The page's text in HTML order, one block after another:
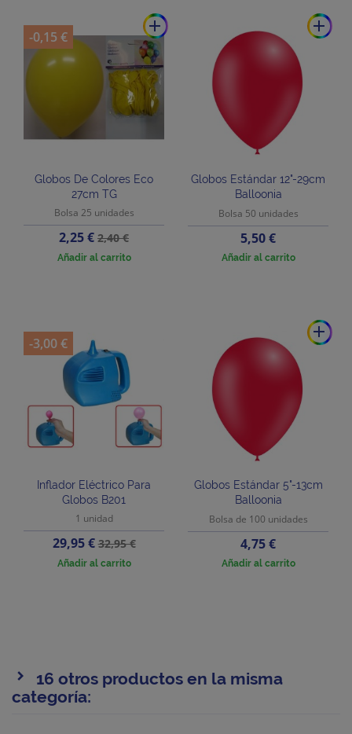
add
Globos De Colores Eco
27cm TG
Bolsa 25 unidades
Precio
2,25 €Precio
base
2,40 €
Añadir al carrito
-0,15 €
add
Globos Estándar 12"-29cm
Balloonia
Bolsa 50 unidades
Precio
5,50 €
Añadir al carrito
Inflador Eléctrico Para
Globos B201
1 unidad
Precio
29,95 €Precio
base
32,95 €
Añadir al carrito
-3,00 €
add
Globos Estándar 5"-13cm
Balloonia
Bolsa de 100 unidades
Precio
4,75 €
Añadir al carrito
16 otros productos en la misma
categoría: